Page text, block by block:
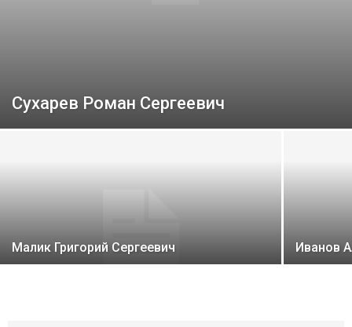
Сухарев Роман Сергеевич
Малик Григорий Сергеевич Иванов